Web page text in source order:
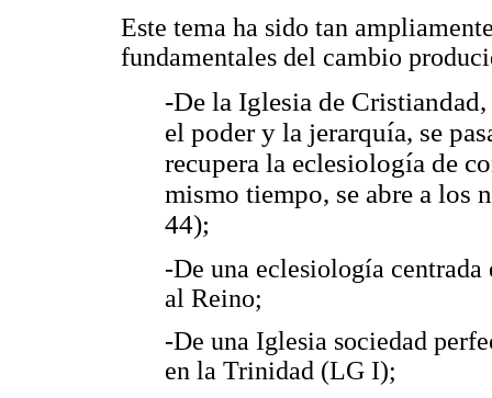
Este tema ha sido tan
fundamentales del cambio
-De la Iglesia de
el poder y la jerarquía, se
recupera la eclesiología de
mismo tiempo, se abre a los
44);
-De una eclesiología centrada
al Reino;
-De una Iglesia sociedad
en la Trinidad (LG I);